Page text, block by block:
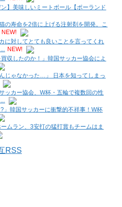
ン】美味しいミートボール【ポーランド
の寿命を2倍に上げる注射剤を開発。こ
NEW!
に対してとても良いことを言ってくれ
NEW!
収したのか！」韓国サッカー協会によ
じゃなかった…」 日本を知ってしまっ
ッカー協会、W杯・五輪で複数回の性
」韓国サッカーに衝撃的不祥事！W杯
ムラン、3安打の猛打賞もチームはま
RSS